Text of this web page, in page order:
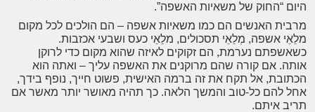
היום “החוק של משאיות האשפה”.
מרבית האנשים הם כמו משאיות אשפה – הם הולכים לכל מקום
מלֵאֵי אשפה, מְלֵאֵי תסכולים, מלֵאֵי כעס ושבעי אכזבות.
כשאשפתם נערמת, הם זקוקים לאיזה שהוא מקום כדי לרוקן
אותה. אם קורה שהם מרוקנים את האשפה עליך – ואתה הוא
הכתובת, אל תקח את זה ברמה האישית, פשוט חייך, נופף בידך,
אחל להם כל-טוב והמשך הלאה. כך תהיה מאושר יותר מאשר אם
תריב איתם.